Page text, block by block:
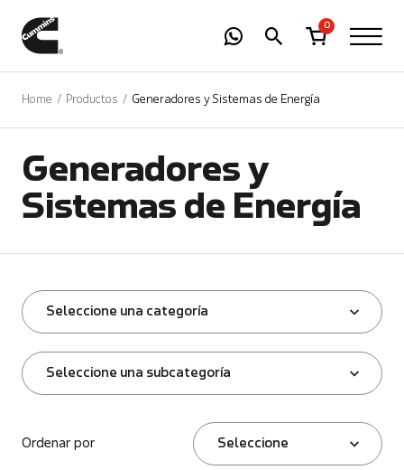
0
Home Productos Generadores y Sistemas de Energía
Generadores y
Sistemas de Energía
Seleccione una categoría
Seleccione una subcategoría
Ordenar por Seleccione